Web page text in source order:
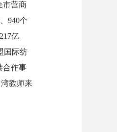
市营商
940个
亿
国际纺
合作事
教师来